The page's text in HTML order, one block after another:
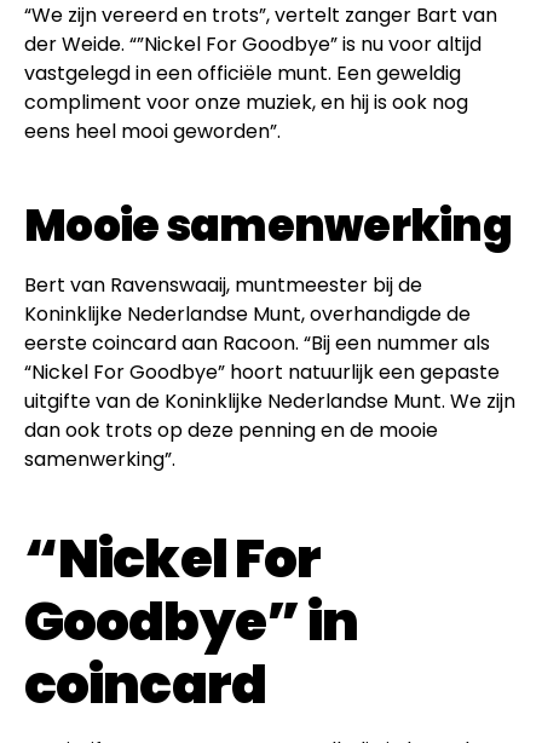
“We zijn vereerd en trots”, vertelt zanger Bart van
der Weide. “”Nickel For Goodbye” is nu voor altijd
vastgelegd in een officiële munt. Een geweldig
compliment voor onze muziek, en hij is ook nog
eens heel mooi geworden”.
Mooie samenwerking
Bert van Ravenswaaij, muntmeester bij de
Koninklijke Nederlandse Munt, overhandigde de
eerste coincard aan Racoon. “Bij een nummer als
“Nickel For Goodbye” hoort natuurlijk een gepaste
uitgifte van de Koninklijke Nederlandse Munt. We zijn
dan ook trots op deze penning en de mooie
samenwerking”.
“Nickel For
Goodbye” in
coincard